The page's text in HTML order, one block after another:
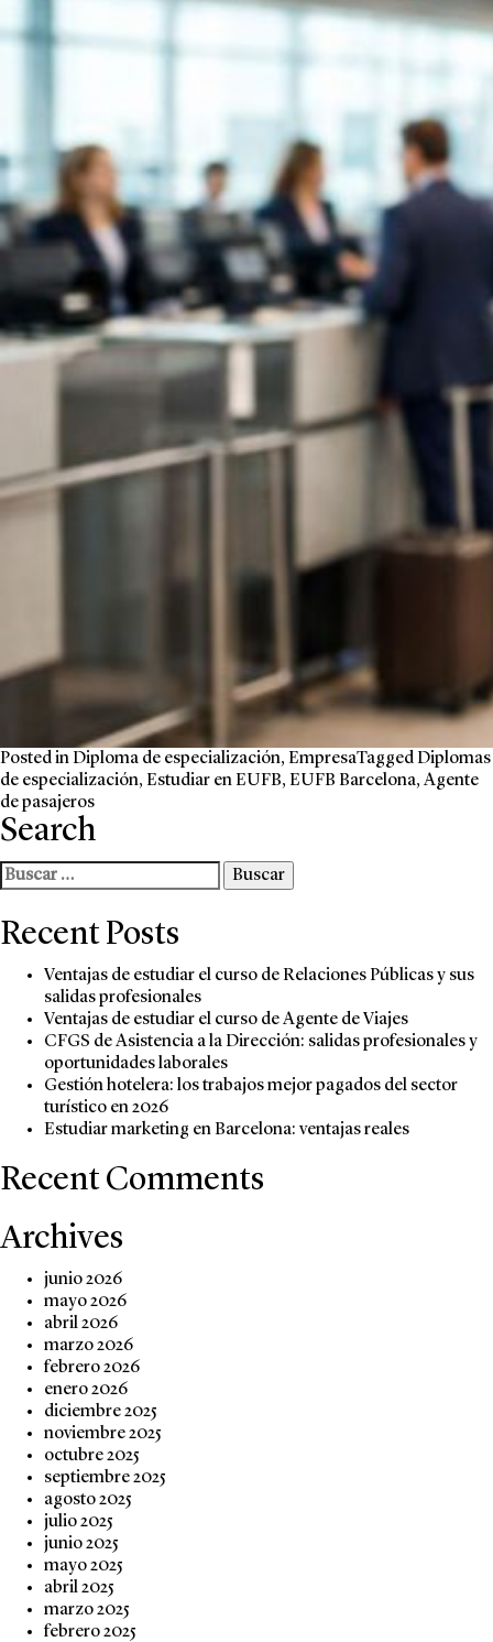
Posted inDiploma de especialización, EmpresaTaggedDiplomas
de especialización, Estudiar en EUFB, EUFB Barcelona, Agente
de pasajeros
Search
Buscar:
Recent Posts
Ventajas de estudiar el curso de Relaciones Públicas y sus
salidas profesionales
Ventajas de estudiar el curso de Agente de Viajes
CFGS de Asistencia a la Dirección: salidas profesionales y
oportunidades laborales
Gestión hotelera: los trabajos mejor pagados del sector
turístico en 2026
Estudiar marketing en Barcelona: ventajas reales
Recent Comments
Archives
junio 2026
mayo 2026
abril 2026
marzo 2026
febrero 2026
enero 2026
diciembre 2025
noviembre 2025
octubre 2025
septiembre 2025
agosto 2025
julio 2025
junio 2025
mayo 2025
abril 2025
marzo 2025
febrero 2025